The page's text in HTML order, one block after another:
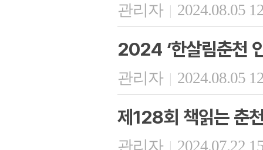
관리자 | 2024.08.05
2024 ‘한살림춘천
관리자 | 2024.08.05
제128회 책읽는 춘
관리자 | 2024.07.22